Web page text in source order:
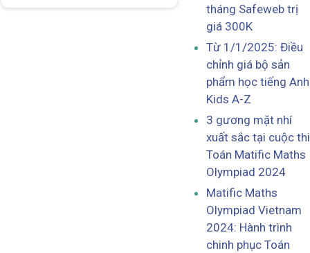
tháng Safeweb trị
giá 300K
Từ 1/1/2025: Điều
chỉnh giá bộ sản
phẩm học tiếng Anh
Kids A-Z
3 gương mặt nhí
xuất sắc tại cuộc thi
Toán Matific Maths
Olympiad 2024
Matific Maths
Olympiad Vietnam
2024: Hành trình
chinh phục Toán